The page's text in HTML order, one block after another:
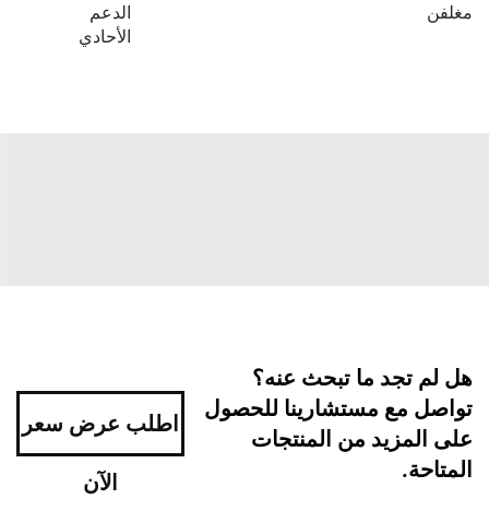
مغلفن
الدعم
الأحادي
هل لم تجد ما تبحث عنه؟
تواصل مع مستشارينا للحصول
على المزيد من المنتجات
المتاحة.
اطلب عرض سعر
الآن